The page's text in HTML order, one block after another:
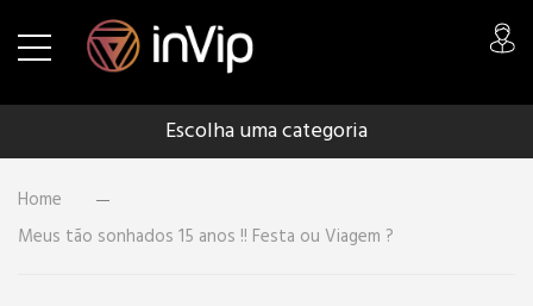
Escolha uma categoria
Home
Meus tão sonhados 15 anos !! Festa ou Viagem ?